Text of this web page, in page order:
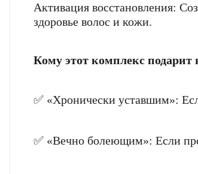
Активация восстановления:
здоровье волос и кожи.
Кому этот комплекс подарит
✅ «Хронически уставшим»:
✅ «Вечно болеющим»: Если